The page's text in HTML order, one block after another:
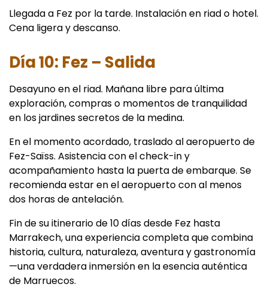
Llegada a Fez por la tarde. Instalación en riad o hotel.
Cena ligera y descanso.
Día 10: Fez – Salida
Desayuno en el riad. Mañana libre para última
exploración, compras o momentos de tranquilidad
en los jardines secretos de la medina.
En el momento acordado, traslado al aeropuerto de
Fez-Saïss. Asistencia con el check-in y
acompañamiento hasta la puerta de embarque. Se
recomienda estar en el aeropuerto con al menos
dos horas de antelación.
Fin de su itinerario de 10 días desde Fez hasta
Marrakech, una experiencia completa que combina
historia, cultura, naturaleza, aventura y gastronomía
—una verdadera inmersión en la esencia auténtica
de Marruecos.